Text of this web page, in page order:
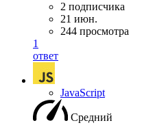
2 подписчика
21 июн.
244 просмотра
1
ответ
JavaScript
Средний